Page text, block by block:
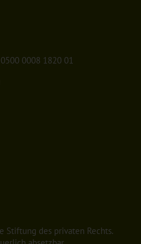
0008 1820 01
Stiftung des privaten Rechts.